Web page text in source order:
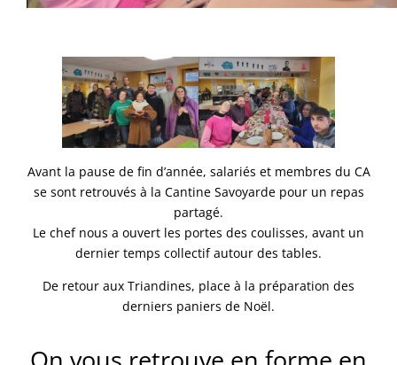
Avant la pause de fin d’année, salariés et membres du CA
se sont retrouvés à la Cantine Savoyarde pour un repas
partagé.
Le chef nous a ouvert les portes des coulisses, avant un
dernier temps collectif autour des tables.
De retour aux Triandines, place à la préparation des
derniers paniers de Noël.